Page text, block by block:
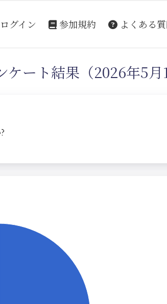
ログイン 参加規約 よくある
ケート結果（2026年5月